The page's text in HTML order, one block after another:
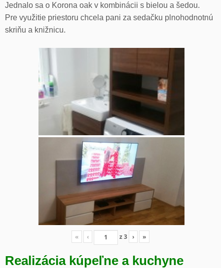
Jednalo sa o Korona oak v kombinácii s bielou a šedou.
Pre využitie priestoru chcela pani za sedačku plnohodnotnú
skriňu a knižnicu.
« ‹ z3 › »
Realizácia kúpeľne a kuchyne